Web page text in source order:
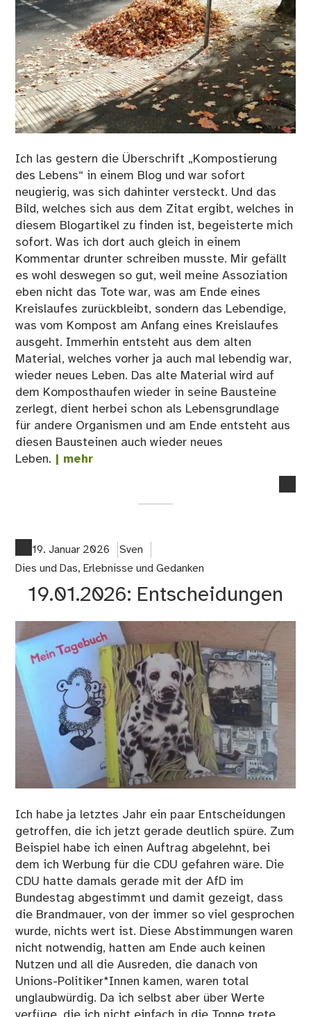
Ich las gestern die Überschrift „Kompostierung
des Lebens“ in einem Blog und war sofort
neugierig, was sich dahinter versteckt. Und das
Bild, welches sich aus dem Zitat ergibt, welches in
diesem Blogartikel zu finden ist, begeisterte mich
sofort. Was ich dort auch gleich in einem
Kommentar drunter schreiben musste. Mir gefällt
es wohl deswegen so gut, weil meine Assoziation
eben nicht das Tote war, was am Ende eines
Kreislaufes zurückbleibt, sondern das Lebendige,
was vom Kompost am Anfang eines Kreislaufes
ausgeht. Immerhin entsteht aus dem alten
Material, welches vorher ja auch mal lebendig war,
wieder neues Leben. Das alte Material wird auf
dem Komposthaufen wieder in seine Bausteine
zerlegt, dient herbei schon als Lebensgrundlage
für andere Organismen und am Ende entsteht aus
diesen Bausteinen auch wieder neues
Leben. | mehr
19. Januar 2026
Sven
Dies und Das, Erlebnisse und Gedanken
19.01.2026: Entscheidungen
Ich habe ja letztes Jahr ein paar Entscheidungen
getroffen, die ich jetzt gerade deutlich spüre. Zum
Beispiel habe ich einen Auftrag abgelehnt, bei
dem ich Werbung für die CDU gefahren wäre. Die
CDU hatte damals gerade mit der AfD im
Bundestag abgestimmt und damit gezeigt, dass
die Brandmauer, von der immer so viel gesprochen
wurde, nichts wert ist. Diese Abstimmungen waren
nicht notwendig, hatten am Ende auch keinen
Nutzen und all die Ausreden, die danach von
Unions-Politiker*Innen kamen, waren total
unglaubwürdig. Da ich selbst aber über Werte